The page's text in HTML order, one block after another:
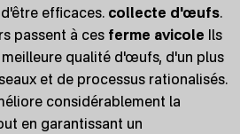
efficaces. collecte d'œufs.
passent à ces ferme avicole Ils
qualité d'œufs, d'un plus
et de processus rationalisés.
considérablement la
en garantissant un